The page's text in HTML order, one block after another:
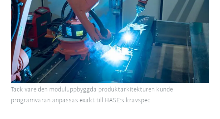
Tack vare den moduluppbyggda produktarkitekturen kunde
programvaran anpassas exakt till HASE:s kravspec.